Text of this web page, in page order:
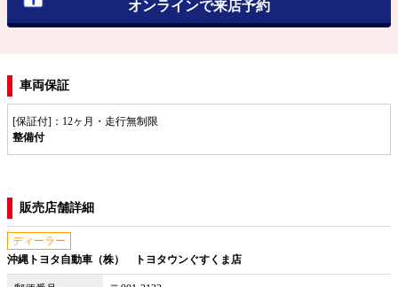
オンラインで来店予約
車両保証
[保証付]：12ヶ月・走行無制限
整備付
販売店舗詳細
ディーラー
沖縄トヨタ自動車（株） トヨタウンぐすくま店